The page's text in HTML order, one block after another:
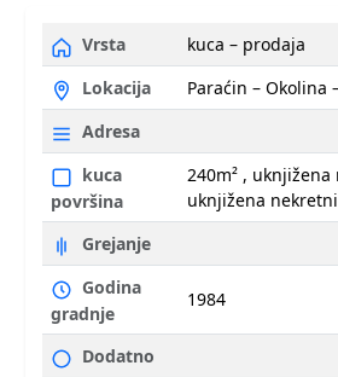
Vrsta
kuca – prodaja
Lokacija
Paraćin – Okolina
Adresa
kuca
površina
240m² ,
uknjižena
Grejanje
Godina
gradnje
1984
Dodatno